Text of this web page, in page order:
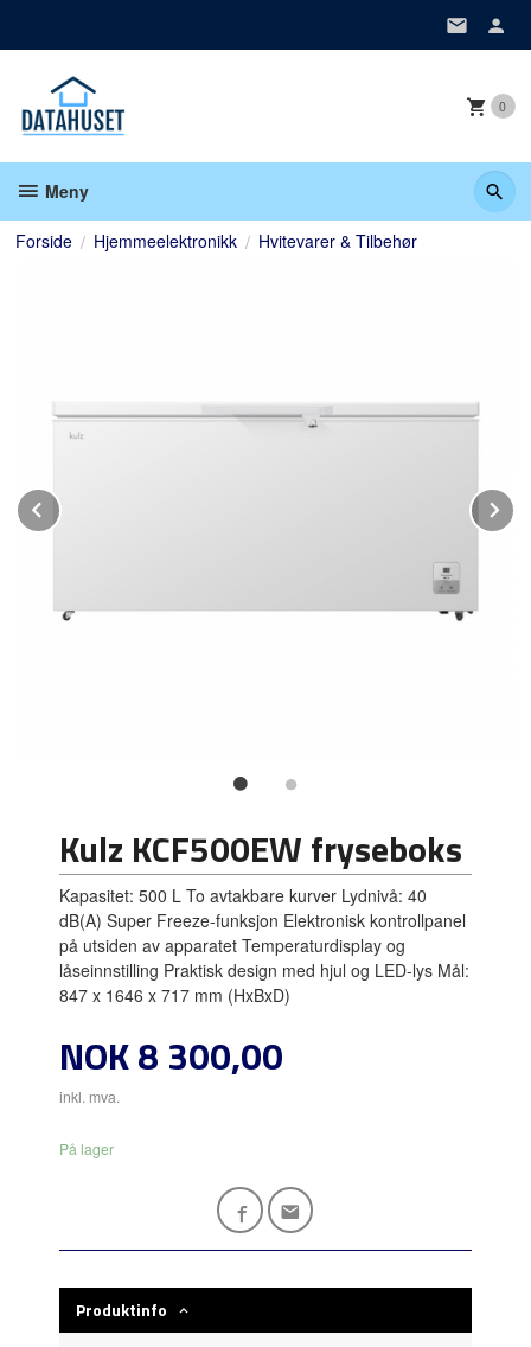
0
Meny
Forside Hjemmeelektronikk Hvitevarer & Tilbehør
Prev
Kulz KCF500EW fryseboks
Kapasitet: 500 L To avtakbare kurver Lydnivå: 40
dB(A) Super Freeze-funksjon Elektronisk kontrollpanel
på utsiden av apparatet Temperaturdisplay og
låseinnstilling Praktisk design med hjul og LED-lys Mål:
847 x 1646 x 717 mm (HxBxD)
Pris
NOK8 300,00
inkl. mva.
På lager
Produktinfo